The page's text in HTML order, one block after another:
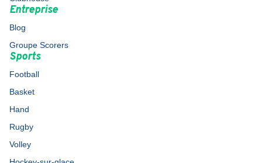
Entreprise
Blog
Groupe Scorers
Sports
Football
Basket
Hand
Rugby
Volley